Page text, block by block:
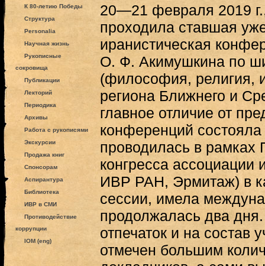
К 80-летию Победы
Структура
Personalia
Научная жизнь
Рукописные
сокровища
Публикации
Лекторий
Периодика
Архивы
Работа с рукописями
Экскурсии
Продажа книг
Спонсорам
Аспирантура
Библиотека
ИВР в СМИ
Противодействие
коррупции
IOM (eng)
20—21 февраля 2019
проходила ставшая
иранистическая
О. Ф. Акимушкина по
(философия, религия,
региона Ближнего и
главное отличие от
конференций состояла
проводилась в рамках
конгресса ассоциации
ИВР РАН, Эрмитаж) в
сессии, имела
продолжалась два
отпечаток и на состав
отмечен большим